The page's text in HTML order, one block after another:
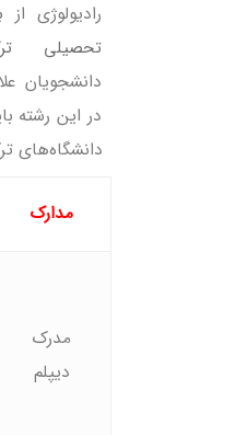
رادیولوژی از
تحصیلی
دانشجویان
در این رشته
دانشگاه‌های
مدارک
مدرک
دیپلم